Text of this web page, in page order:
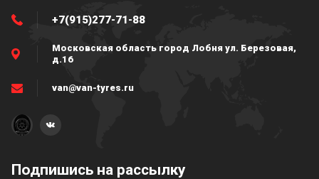
+7(915)277-71-88
Московская область город Лобня ул. Березовая,
д.16
van@van-tyres.ru
Подпишись на рассылку